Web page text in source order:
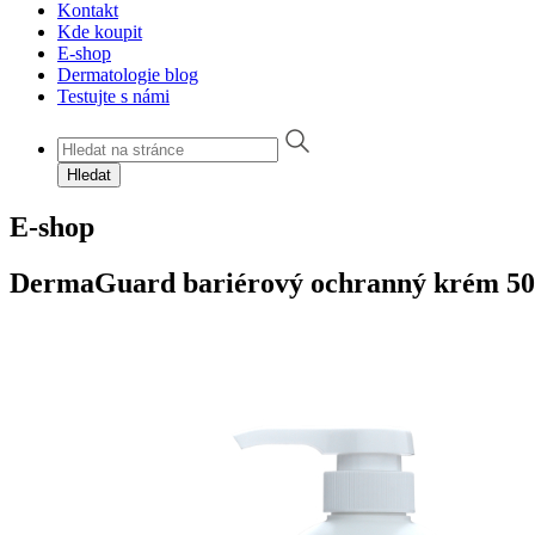
Kontakt
Kde koupit
E-shop
Dermatologie blog
Testujte s námi
Hledat
E-shop
DermaGuard bariérový ochranný krém